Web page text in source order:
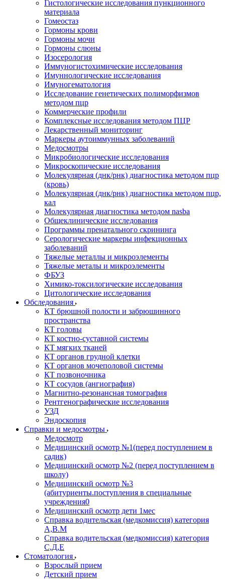
Гистологические исследования пункционного
материала
Гомеостаз
Гормоны крови
Гормоны мочи
Гормоны слюны
Изосерология
Иммуногистохимические исследования
Имуннологические исследования
Имуногематология
Исследование генетических полиморфизмов
методом пцр
Коммерческие профили
Комплексные исследования методом ПЦР
Лекарственный мониторинг
Маркеры аутоиммунных заболеваний
Медосмотры
Микробиологические исследования
Микроскопические исследования
Молекулярная (днк/рнк) диагностика методом пцр
(кровь)
Молекулярная (днк/рнк) диагностика методом пцр,
кал
Молекулярная диагностика методом nasba
Общеклинические исследования
Программы пренатального скрининга
Серологические маркеры инфекционных
заболеваний
Тяжелые металлы и микроэлементы
Тяжелые металы и микроэлементы
ФБУЗ
Химико-токсилогические исследования
Цитологические исследования
Обследования
КТ брюшной полости и забрюшинного
пространства
КТ головы
КТ костно-суставной системы
КТ мягких тканей
КТ органов грудной клетки
КТ органов мочеполовой системы
КТ позвоночника
КТ сосудов (ангиография)
Магнитно-резонансная томография
Рентгенографические исследования
УЗД
Эндоскопия
Справки и медосмотры
Медосмотр
Медицинский осмотр №1(перед поступлением в
садик)
Медицинский осмотр №2 (перед поступлением в
школу)
Медицинский осмотр №3
(абитуриенты.поступления в специальные
учреждения0
Медицинский осмотр дети 1мес
Справка водительская (медкомиссия) категория
А,В.М
Справка водительская (медкомиссия) категория
С,Д,Е
Стоматология
Взрослый прием
Детский прием